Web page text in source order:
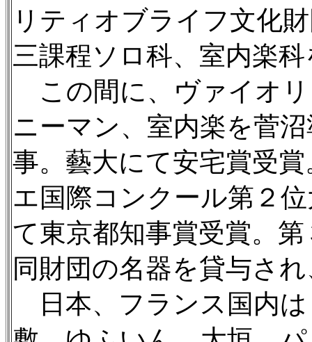
リティオブライフ文化
三課程ソロ科、室内楽
この間に、ヴァイオリ
ニーマン、室内楽を菅
事。藝大にて安宅賞受
エ国際コンクール第２
て東京都知事賞受賞。
同財団の名器を貸与さ
日本、フランス国内は